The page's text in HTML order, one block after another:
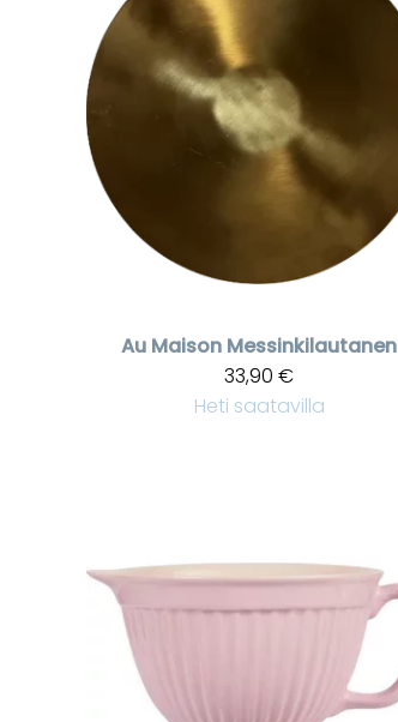
Au Maison Messinkilautanen
33,90 €
Heti saatavilla